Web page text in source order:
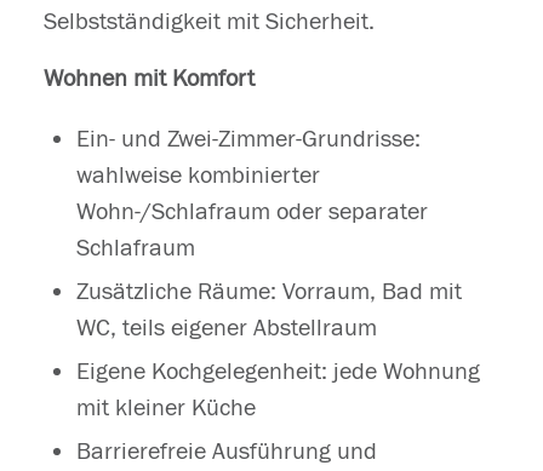
Selbstständigkeit mit Sicherheit.
Wohnen mit Komfort
Ein- und Zwei-Zimmer-Grundrisse:
wahlweise kombinierter
Wohn-/Schlafraum oder separater
Schlafraum
Zusätzliche Räume: Vorraum, Bad mit
WC, teils eigener Abstellraum
Eigene Kochgelegenheit: jede Wohnung
mit kleiner Küche
Barrierefreie Ausführung und